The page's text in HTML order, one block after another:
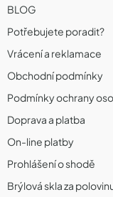
BLOG
Potřebujete poradit?
Vrácení a reklamace
Obchodní podmínky
Podmínky ochrany
Doprava a platba
On-line platby
Prohlášení o shodě
Brýlová skla za